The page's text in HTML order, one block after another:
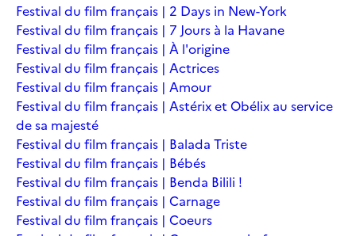
Festival du film français | 2 Days in New-York
Festival du film français | 7 Jours à la Havane
Festival du film français | À l'origine
Festival du film français | Actrices
Festival du film français | Amour
Festival du film français | Astérix et Obélix au service
de sa majesté
Festival du film français | Balada Triste
Festival du film français | Bébés
Festival du film français | Benda Bilili !
Festival du film français | Carnage
Festival du film français | Coeurs